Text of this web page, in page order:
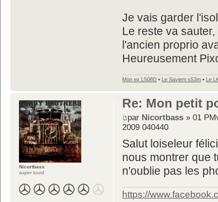
Je vais garder
Le reste va
l'ancien proprio
Heureusement
Mon ex L508D • Le Saviem s53m • Le
Re: Mon petit
par Nicortbass » 01
2009 040440
Salut loiseleur
nous montrer que
n'oublie pas les
https://
Nicortbass
super lourd